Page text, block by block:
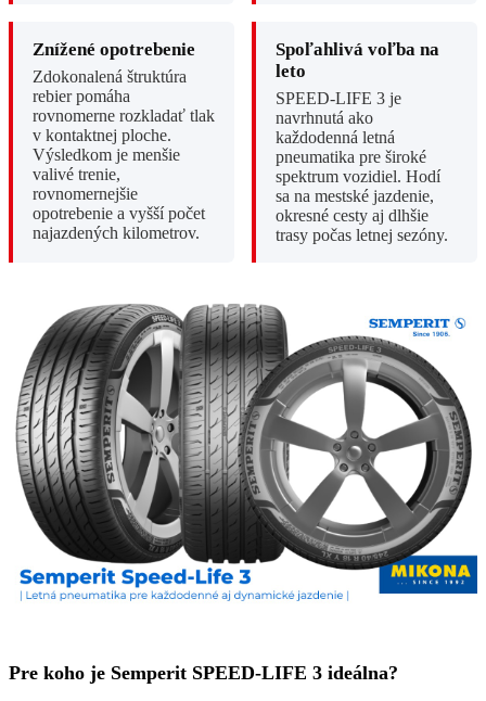
Znížené opotrebenie
Zdokonalená štruktúra
rebier pomáha
rovnomerne rozkladať tlak
v kontaktnej ploche.
Výsledkom je menšie
valivé trenie,
rovnomernejšie
opotrebenie a vyšší počet
najazdených kilometrov.
Spoľahlivá voľba na
leto
SPEED-LIFE 3 je
navrhnutá ako
každodenná letná
pneumatika pre široké
spektrum vozidiel. Hodí
sa na mestské jazdenie,
okresné cesty aj dlhšie
trasy počas letnej sezóny.
Pre koho je Semperit SPEED-LIFE 3 ideálna?